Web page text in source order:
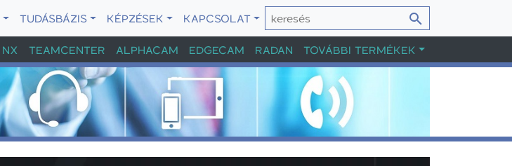
TUDÁSBÁZIS KÉPZÉSEK
KAPCSOLAT
NX TEAMCENTER ALPHACAM EDGECAM RADAN TOVÁBBI TERMÉKEK